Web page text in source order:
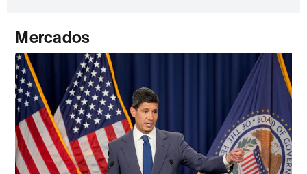
Mercados